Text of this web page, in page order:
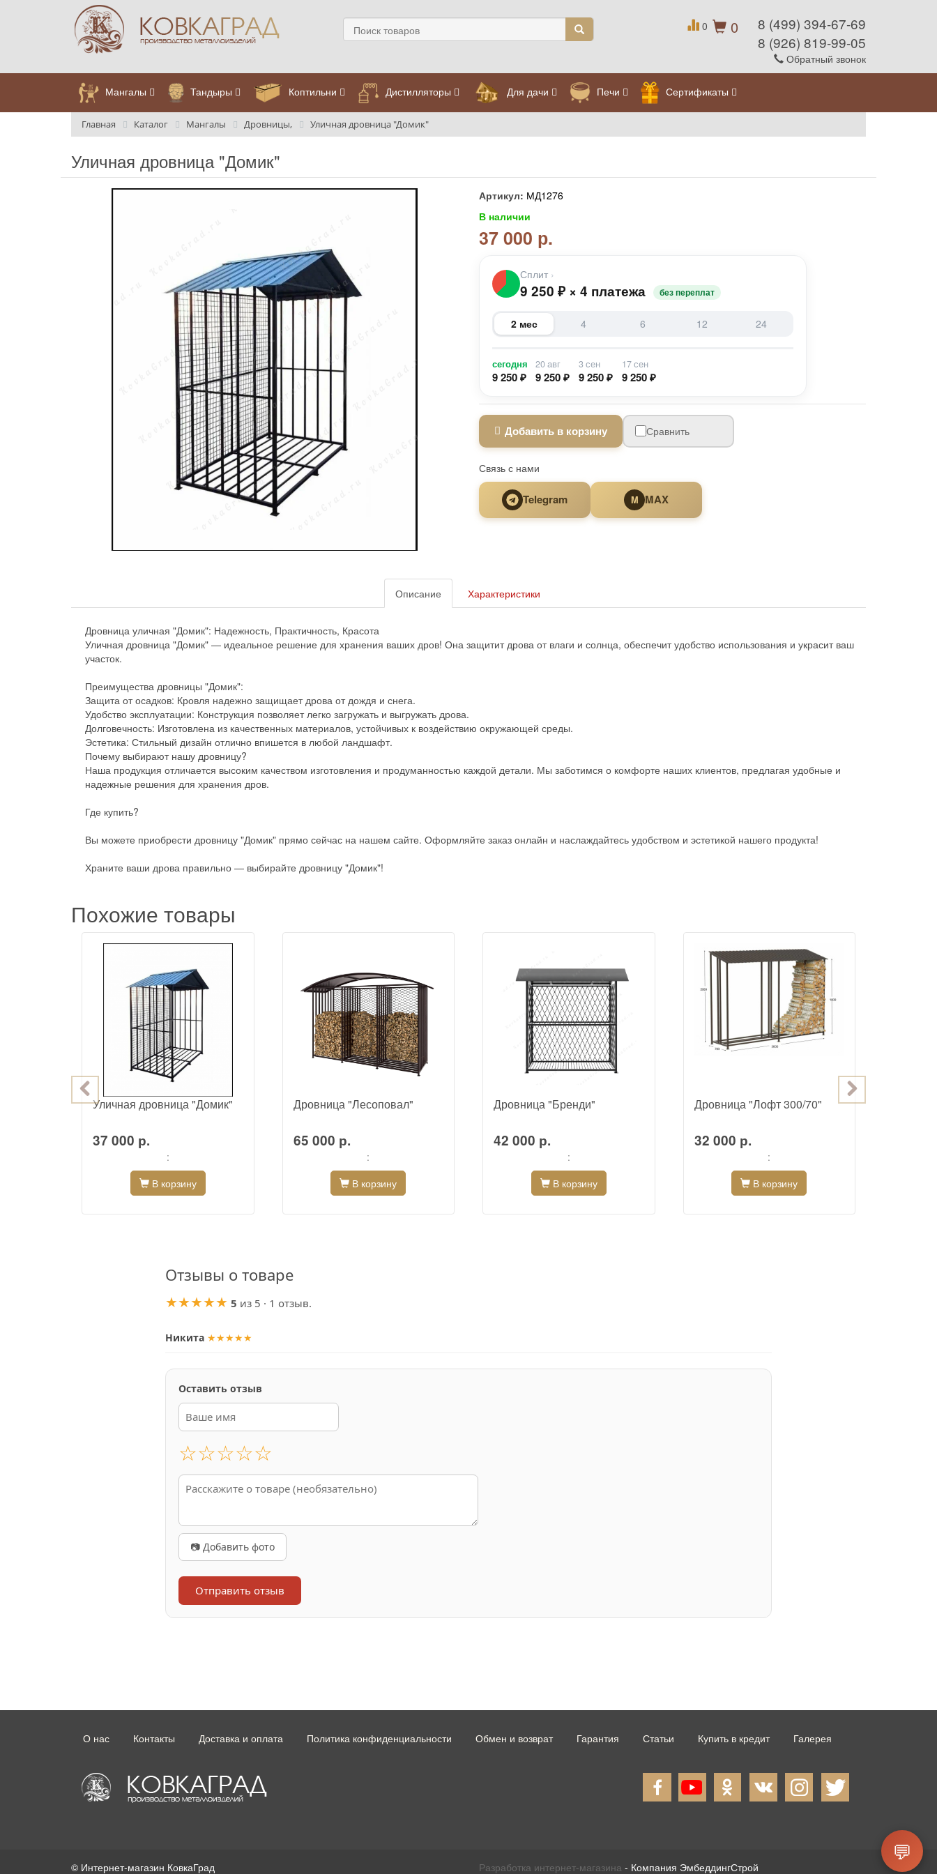
0
0
8 (499) 394-67-69
8 (926) 819-99-05
Обратный звонок
Мангалы Тандыры Коптильни Дистилляторы Для дачи Печи Сертификаты
Главная Каталог Мангалы Дровницы, Уличная дровница "Домик"
Уличная дровница "Домик"
Артикул: МД1276
В наличии
37 000 р.
Сплит ›
9 250 ₽ × 4 платежа без переплат
2 мес 4 6 12 24
сегодня
9 250 ₽
20 авг
9 250 ₽
3 сен
9 250 ₽
17 сен
9 250 ₽
Добавить в корзину Сравнить
Связь с нами
Telegram M MAX
Описание Характеристики
Дровница уличная "Домик": Надежность, Практичность, Красота
Уличная дровница "Домик" — идеальное решение для хранения ваших дров! Она защитит дрова от влаги и солнца, обеспечит удобство использования и украсит ваш
участок.
Преимущества дровницы "Домик":
Защита от осадков: Кровля надежно защищает дрова от дождя и снега.
Удобство эксплуатации: Конструкция позволяет легко загружать и выгружать дрова.
Долговечность: Изготовлена из качественных материалов, устойчивых к воздействию окружающей среды.
Эстетика: Стильный дизайн отлично впишется в любой ландшафт.
Почему выбирают нашу дровницу?
Наша продукция отличается высоким качеством изготовления и продуманностью каждой детали. Мы заботимся о комфорте наших клиентов, предлагая удобные и
надежные решения для хранения дров.
Где купить?
Вы можете приобрести дровницу "Домик" прямо сейчас на нашем сайте. Оформляйте заказ онлайн и наслаждайтесь удобством и эстетикой нашего продукта!
Храните ваши дрова правильно — выбирайте дровницу "Домик"!
Похожие товары
Уличная дровница "Домик"
37 000 р.
:
В корзину
Дровница "Лесоповал"
65 000 р.
:
В корзину
Дровница "Бренди"
42 000 р.
:
В корзину
Дровница "Лофт 300/70"
32 000 р.
:
В корзину
Отзывы о товаре
★★★★★ 5 из 5 · 1 отзыв.
Никита ★★★★★
Оставить отзыв
☆☆☆☆☆
📷 Добавить фото
Отправить отзыв
О нас Контакты Доставка и оплата Политика конфиденциальности Обмен и возврат Гарантия Статьи Купить в кредит Галерея
© Интернет-магазин КовкаГрад Разработка интернет-магазина - Компания ЭмбеддингСтрой
💬